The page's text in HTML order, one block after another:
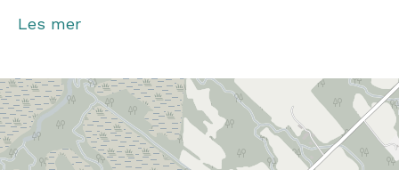
Velkommen til å ta del i vår hverdag!
Les mer